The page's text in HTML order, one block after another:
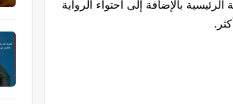
بالإضافة إلى احتواء الرواية